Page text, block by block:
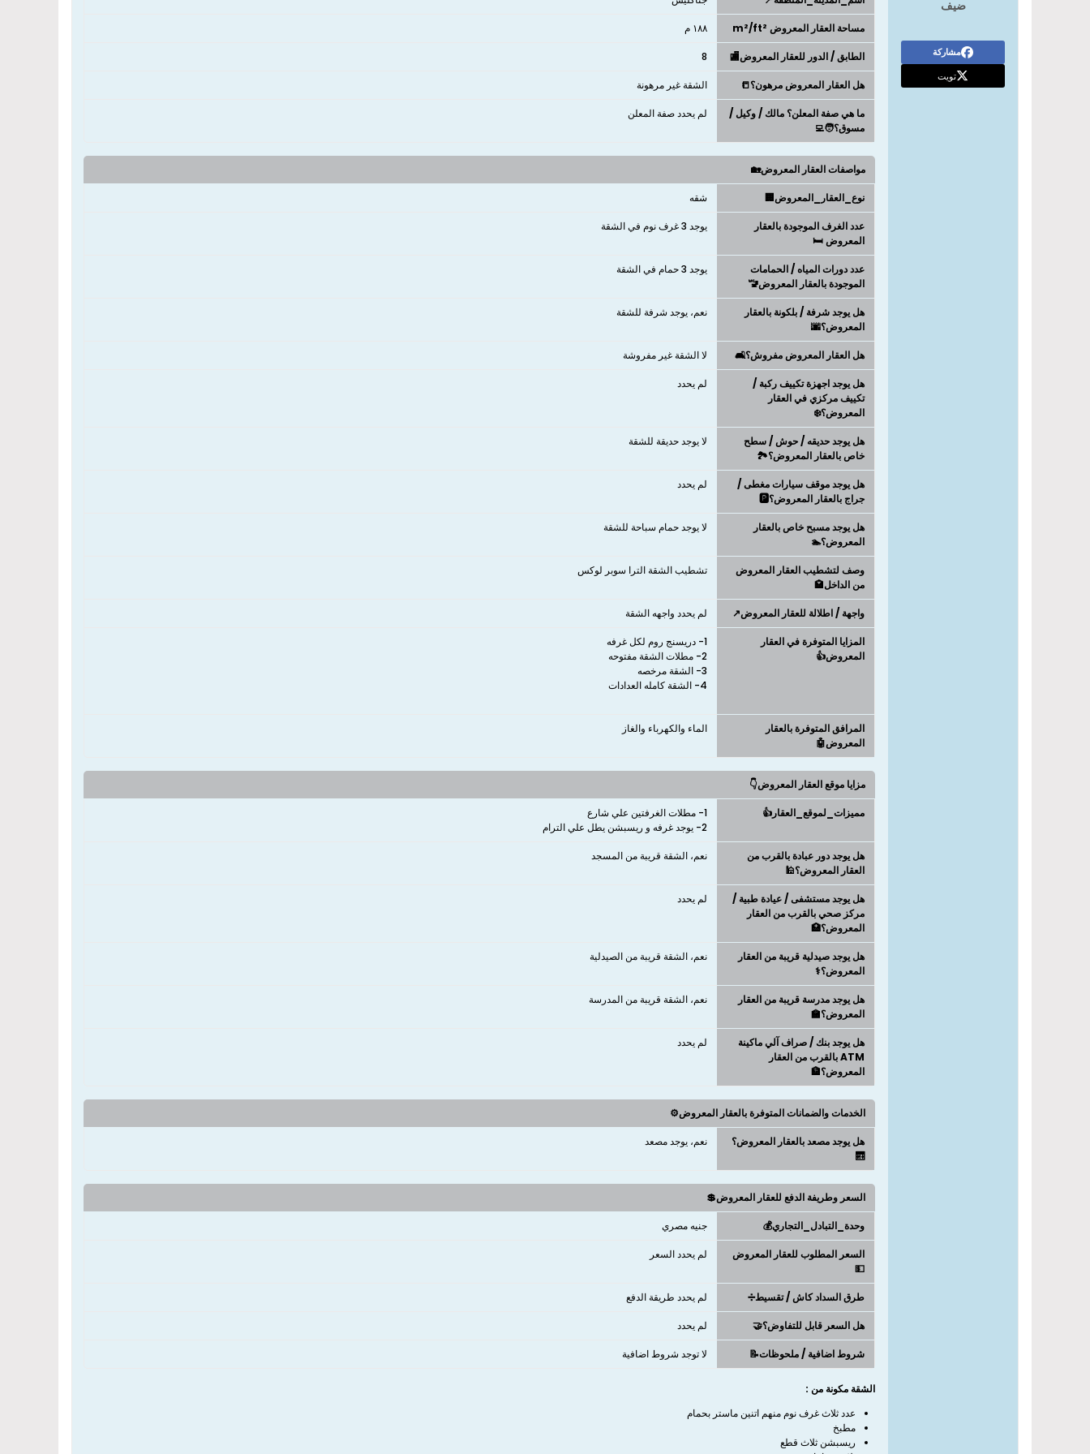
ضيف
مشاركة
تويت
مساحة العقار المعروض m²/ft² ١٨٨ م
الطابق / الدور للعقار المعروض🏬 8
هل العقار المعروض مرهون؟📒 الشقة غير مرهونة
ما هي صفة المعلن؟ مالك / وكيل /
مسوق؟🧑‍💻
لم يحدد صفة المعلن
مواصفات العقار المعروض🏡
نوع_العقار_المعروض🏢 شقه
عدد الغرف الموجودة بالعقار
المعروض 🛏️
يوجد 3 غرف نوم في الشقة
عدد دورات المياه / الحمامات
الموجودة بالعقار المعروض🚾
يوجد 3 حمام في الشقة
هل يوجد شرفة / بلكونة بالعقار
المعروض؟🌆
نعم، يوجد شرفة للشقة
هل العقار المعروض مفروش؟🛋️ لا الشقة غير مفروشة
هل يوجد اجهزة تكييف ركبة /
تكييف مركزي في العقار
المعروض؟❄️
لم يحدد
هل يوجد حديقه / حوش / سطح
خاص بالعقار المعروض؟🏞️
لا يوجد حديقة للشقة
هل يوجد موقف سيارات مغطى /
جراج بالعقار المعروض؟🅿️
لم يحدد
هل يوجد مسبح خاص بالعقار
المعروض؟🏊
لا يوجد حمام سباحة للشقة
وصف لتشطيب العقار المعروض
من الداخل🏩
تشطيب الشقة الترا سوبر لوكس
واجهة / اطلالة للعقار المعروض↗️ لم يحدد واجهه الشقة
المزايا المتوفرة في العقار
المعروض👍
المرافق المتوفرة بالعقار
المعروض🤖
الماء والكهرباء والغاز
مزايا موقع العقار المعروض👇
مميزات_لموقع_العقار👍
2- يوجد غرفه و ريسبشن يطل علي الترام
هل يوجد دور عبادة بالقرب من
العقار المعروض؟🕌
نعم، الشقة قريبة من المسجد
هل يوجد مستشفى / عيادة طبية /
مركز صحي بالقرب من العقار
المعروض؟🏥
لم يحدد
هل يوجد صيدلية قريبة من العقار
المعروض؟⚕️
نعم، الشقة قريبة من الصيدلية
هل يوجد مدرسة قريبة من العقار
المعروض؟🏫
نعم، الشقة قريبة من المدرسة
هل يوجد بنك / صراف آلي ماكينة
ATM بالقرب من العقار
المعروض؟🏦
لم يحدد
الخدمات والضمانات المتوفرة بالعقار المعروض⚙️
هل يوجد مصعد بالعقار المعروض؟
🛗
نعم، يوجد مصعد
السعر وطريفة الدفع للعقار المعروض💲
وحدة_التبادل_التجاري💰 جنيه مصري
السعر المطلوب للعقار المعروض
💵
لم يحدد السعر
طرق السداد كاش / تقسيط➗ لم يحدد طريقة الدفع
هل السعر قابل للتفاوض؟🤝 لم يحدد
شروط اضافية / ملحوظات📝 لا توجد شروط اضافية
الشقة مكونة من :
عدد ثلاث غرف نوم منهم اتنين ماستر بحمام
مطبخ
ريسبشن ثلاث قطع